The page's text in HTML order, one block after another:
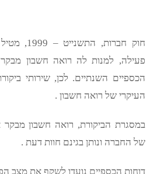
חוק חברות,
פעילה, למנות לה רואה חשבון
הכספיים השנתיים. לכן, שירותי
העיקרי של רואה חשבון .
במסגרת הביקורת, רואה חשבון
של החברה ונותן בגינם חוות דעת .
דוחות הכספיים נועדו לשקף את מצב